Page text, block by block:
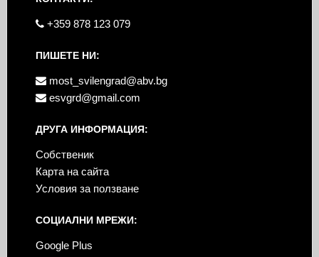
+359 878 123 079
ПИШЕТЕ НИ:
most_svilengrad@abv.bg
esvgrd@gmail.com
ДРУГА ИНФОРМАЦИЯ:
Собственик
Карта на сайта
Условия за ползване
СОЦИАЛНИ МРЕЖИ:
Google Plus